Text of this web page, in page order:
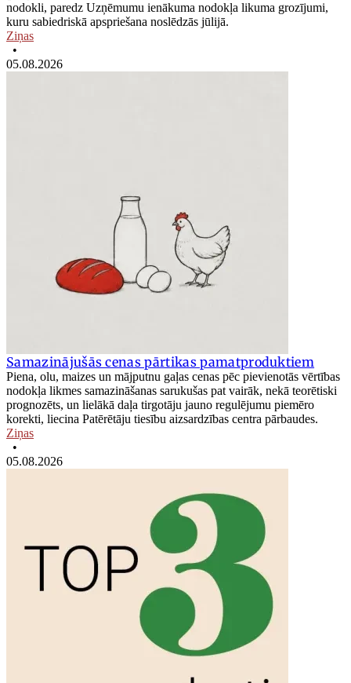
nodokli, paredz Uzņēmumu ienākuma nodokļa likuma grozījumi,
kuru sabiedriskā apspriešana noslēdzās jūlijā.
Ziņas
•
05.08.2026
Samazinājušās cenas pārtikas pamatproduktiem
Piena, olu, maizes un mājputnu gaļas cenas pēc pievienotās vērtības
nodokļa likmes samazināšanas sarukušas pat vairāk, nekā teorētiski
prognozēts, un lielākā daļa tirgotāju jauno regulējumu piemēro
korekti, liecina Patērētāju tiesību aizsardzības centra pārbaudes.
Ziņas
•
05.08.2026